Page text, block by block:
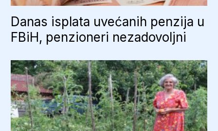
Danas isplata uvećanih penzija u
FBiH, penzioneri nezadovoljni